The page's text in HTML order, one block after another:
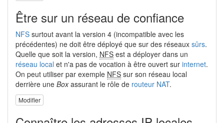
Être sur un réseau de confiance
NFS surtout avant la version 4 (incompatible avec les
précédentes) ne doit être déployé que sur des réseaux sûrs.
Quelle que soit la version, NFS est a déployer dans un
réseau local et n'a pas de vocation à être ouvert sur internet.
On peut utiliser par exemple NFS sur son réseau local
derrière une Boxassurant le rôle de routeur NAT.
Modifier